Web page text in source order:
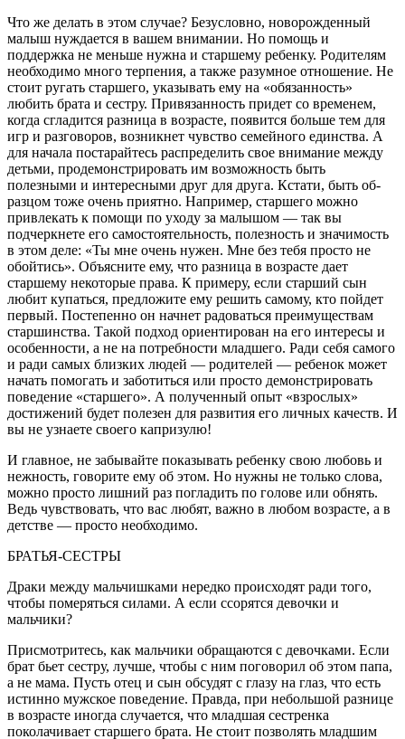
Что же делать в этом случае? Безусловно, ново­рожденный
малыш нуждается в вашем внимании. Но помощь и
поддержка не меньше нужна и стар­шему ребенку. Родителям
необходимо много терпе­ния, а также разумное отношение. Не
стоит ругать старшего, указывать ему на «обязанность»
любить брата и сестру. Привязанность придет со временем,
когда сгладится разница в возрасте, появится боль­ше тем для
игр и разговоров, возникнет чувство семейного единства. А
для начала постарайтесь распределить свое внимание между
детьми, проде­монстрировать им возможность быть
полезными и интересными друг для друга. Кстати, быть об­
разцом тоже очень приятно. Например, старшего можно
привлекать к помощи по уходу за малы­шом — так вы
подчеркнете его самостоятельность, полезность и значимость
в этом деле: «Ты мне очень нужен. Мне без тебя просто не
обойтись». Объясните ему, что разница в возрасте дает
старше­му некоторые права. К примеру, если старший сын
любит купаться, предложите ему решить самому, кто пойдет
первый. Постепенно он начнет радо­ваться преимуществам
старшинства. Такой под­ход ориентирован на его интересы и
особенности, а не на потребности младшего. Ради себя самого
и ради самых близких людей — родителей — ребе­нок может
начать помогать и заботиться или про­сто демонстрировать
поведение «старшего». А полученный опыт «взрослых»
достижений бу­дет полезен для развития его личных качеств. И
вы не узнаете своего капризулю!
И главное, не забывайте показывать ребенку свою любовь и
нежность, говорите ему об этом. Но нужны не только слова,
можно просто лишний раз погладить по голове или обнять.
Ведь чувство­вать, что вас любят, важно в любом возрасте, а в
дет­стве — просто необходимо.
БРАТЬЯ-СЕСТРЫ
Драки между мальчишками нередко происходят ради того,
чтобы померяться силами. А если ссо­рятся девочки и
мальчики?
Присмотритесь, как мальчики обращаются с де­вочками. Если
брат бьет сестру, лучше, чтобы с ним поговорил об этом папа,
а не мама. Пусть отец и сын обсудят с глазу на глаз, что есть
истинно муж­ское поведение. Правда, при небольшой разнице
в возрасте иногда случается, что младшая сестренка
поколачивает старшего брата. Не стоит позволять младшим